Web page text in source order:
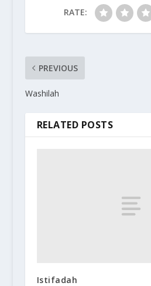
RATE:
PREVIOUS
Washilah
RELATED POSTS
Istifadah